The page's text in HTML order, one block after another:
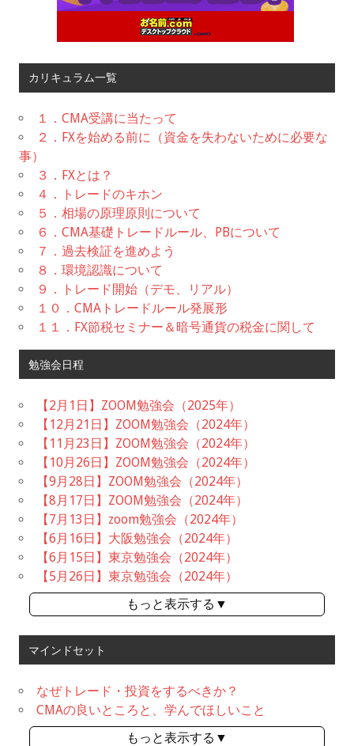
カリキュラム一覧
１．CMA受講に当たって
２．FXを始める前に（資金を失わないために必要な
事）
３．FXとは？
４．トレードのキホン
５．相場の原理原則について
６．CMA基礎トレードルール、PBについて
７．過去検証を進めよう
８．環境認識について
９．トレード開始（デモ、リアル）
１０．CMAトレードルール発展形
１１．FX節税セミナー＆暗号通貨の税金に関して
勉強会日程
【2月1日】ZOOM勉強会（2025年）
【12月21日】ZOOM勉強会（2024年）
【11月23日】ZOOM勉強会（2024年）
【10月26日】ZOOM勉強会（2024年）
【9月28日】ZOOM勉強会（2024年）
【8月17日】ZOOM勉強会（2024年）
【7月13日】zoom勉強会（2024年）
【6月16日】大阪勉強会（2024年）
【6月15日】東京勉強会（2024年）
【5月26日】東京勉強会（2024年）
もっと表示する▼
マインドセット
なぜトレード・投資をするべきか？
CMAの良いところと、学んでほしいこと
もっと表示する▼